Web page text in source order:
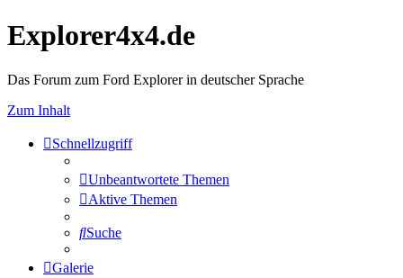
Explorer4x4.de
Das Forum zum Ford Explorer in deutscher Sprache
Zum Inhalt
Schnellzugriff
Unbeantwortete Themen
Aktive Themen
Suche
Galerie